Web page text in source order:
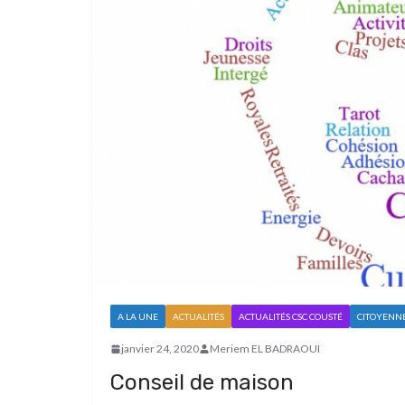
A LA UNE ACTUALITÉS ACTUALITÉS CSC COUSTÉ
janvier 24, 2020 Meriem EL BADRAOUI
Conseil de maison